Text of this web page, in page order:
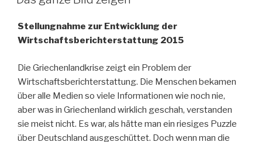
Stellungnahme zur Entwicklung der
Wirtschaftsberichterstattung 2015
Die Griechenlandkrise zeigt ein Problem der
Wirtschaftsberichterstattung. Die Menschen bekamen
über alle Medien so viele Informationen wie noch nie,
aber was in Griechenland wirklich geschah, verstanden
sie meist nicht. Es war, als hätte man ein riesiges Puzzle
über Deutschland ausgeschüttet. Doch wenn man die